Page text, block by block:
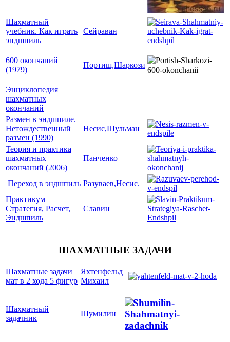
Шахматный
учебник. Как играть
эндшпиль
Сейраван
600 окончаний
(1979)
Портиш,Шаркози
Энциклопедия
шахматных
окончаний
Размен в эндшпиле.
Нетождественный
размен (1990)
Несис,Шульман
Теория и практика
шахматных
окончаний (2006)
Панченко
Переход в эндшпиль Разуваев,Несис.
Практикум —
Стратегия, Расчет,
Эндшпиль
Славин
ШАХМАТНЫЕ ЗАДАЧИ
Шахматные задачи
мат в 2 хода 5 фигур
Яхтенфельд
Михаил
Шахматный
задачник
Шумилин